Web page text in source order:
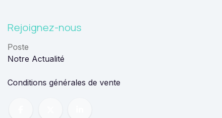
Rejoignez-nous
Poste
Notre Actualité​
Conditions générales de vente